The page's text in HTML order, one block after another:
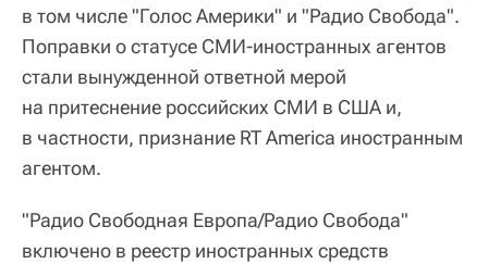
в том числе "Голос Америки" и "Радио Свобода".
Поправки о статусе СМИ-иностранных агентов
стали вынужденной ответной мерой
на притеснение российских СМИ в США и,
в частности, признание RT America иностранным
агентом.
"Радио Свободная Европа/Радио Свобода"
включено в реестр иностранных средств